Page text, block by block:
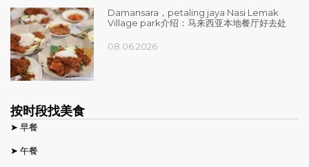
Damansara，petaling jaya Nasi Lemak
Village park介绍：马来西亚本地餐厅好去处
08.06.2026
按时段找美食
➤ 早餐
➤ 午餐